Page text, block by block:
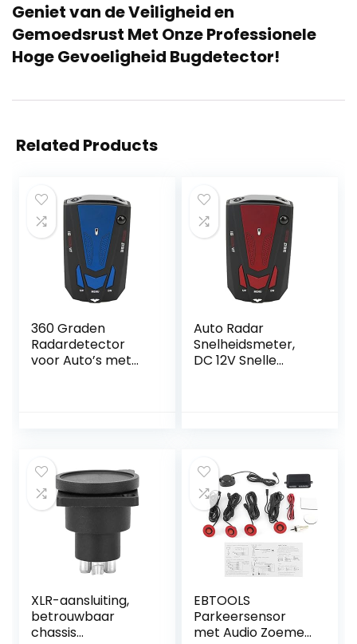
Geniet van de Veiligheid en
Gemoedsrust Met Onze Professionele
Hoge Gevoeligheid Bugdetector!
Related Products
360 Graden
Radardetector
voor Auto’s met
Auto Radar
Snelheidsmeter,
DC 12V Snelle
XLR-aansluiting,
betrouwbaar
chassis
EBTOOLS
Parkeersensor
met Audio Zoemer